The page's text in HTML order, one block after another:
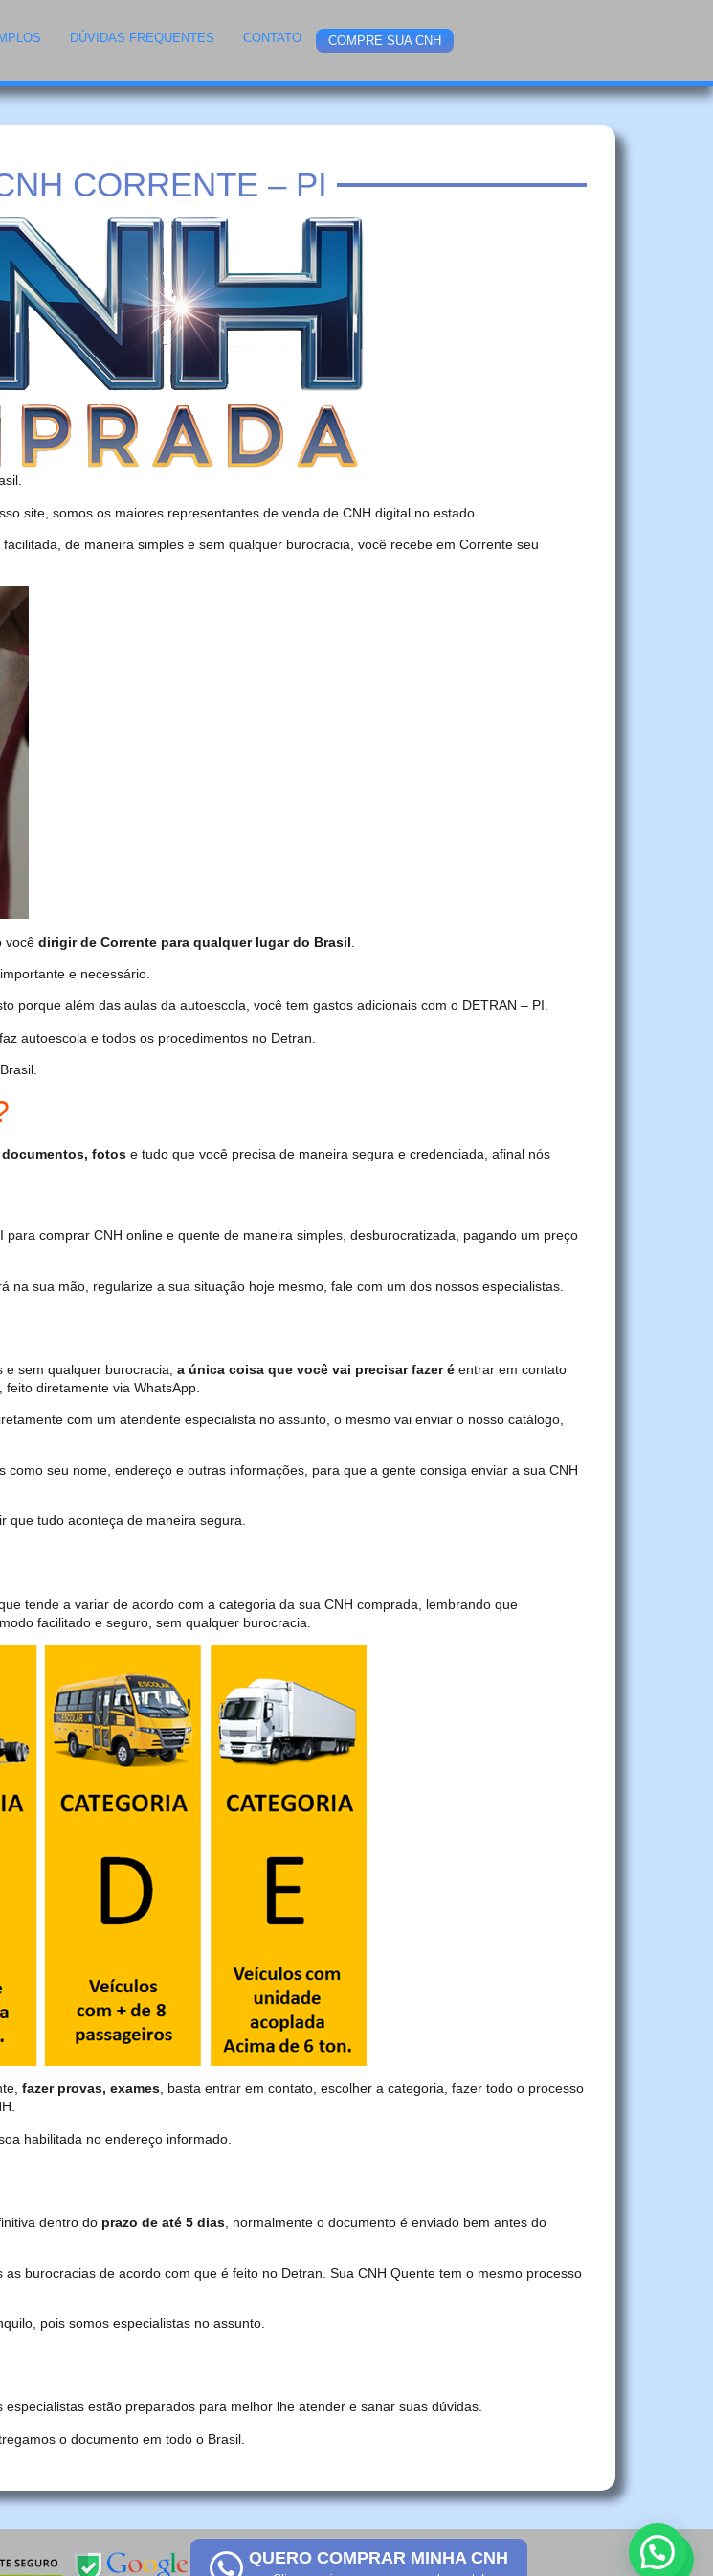
DÚVIDAS FREQUENTES CONTATO COMPRE SUA CNH
CORRENTE – PI
site, somos os maiores representantes de venda de CNH digital no estado.
de maneira simples e sem qualquer burocracia, você recebe em Corrente seu
você dirigir de Corrente para qualquer lugar do Brasil
e necessário.
porque além das aulas da autoescola, você tem gastos adicionais com o DETRAN – PI.
autoescola e todos os procedimentos no Detran.
fotos e tudo que você precisa de maneira segura e credenciada, afinal nós
comprar CNH online e quente de maneira simples, desburocratizada, pagando um preço
na sua mão, regularize a sua situação hoje mesmo, fale com um dos nossos especialistas.
sem qualquer burocracia, a única coisa que você vai precisar fazer é entrar em contato
diretamente via WhatsApp.
com um atendente especialista no assunto, o mesmo vai enviar o nosso catálogo,
seu nome, endereço e outras informações, para que a gente consiga enviar a sua CNH
que tudo aconteça de maneira segura.
tende a variar de acordo com a categoria da sua CNH comprada, lembrando que
facilitado e seguro, sem qualquer burocracia.
fazer provas, exames, basta entrar em contato, escolher a categoria, fazer todo o processo
habilitada no endereço informado.
dentro do prazo de até 5 dias, normalmente o documento é enviado bem antes do
burocracias de acordo com que é feito no Detran. Sua CNH Quente tem o mesmo processo
pois somos especialistas no assunto.
estão preparados para melhor lhe atender e sanar suas dúvidas.
o documento em todo o Brasil.
QUERO COMPRAR MINHA CNH